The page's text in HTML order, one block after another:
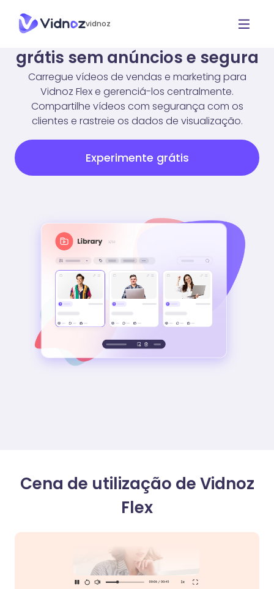
vidnoz
Hospedagem de vídeo online
grátis sem anúncios e segura
Carregue vídeos de vendas e marketing para
Vidnoz Flex e gerenciá-los centralmente.
Compartilhe vídeos com segurança com os
clientes e rastreie os dados de visualização.
Experimente grátis
Cena de utilização de Vidnoz
Flex